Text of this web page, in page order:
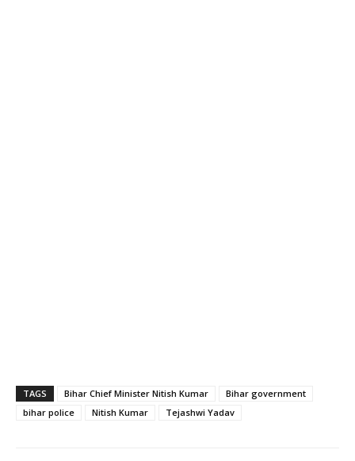
TAGS Bihar Chief Minister Nitish Kumar
Bihar government
bihar police
Nitish Kumar Tejashwi Yadav